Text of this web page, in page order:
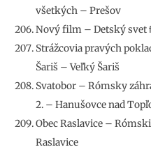
všetkých – Prešov
Nový film – Detský svet
Strážcovia pravých
Šariš – Veľký Šariš
Svatobor – Rómsky
2. – Hanušovce nad
Obec Raslavice –
Raslavice